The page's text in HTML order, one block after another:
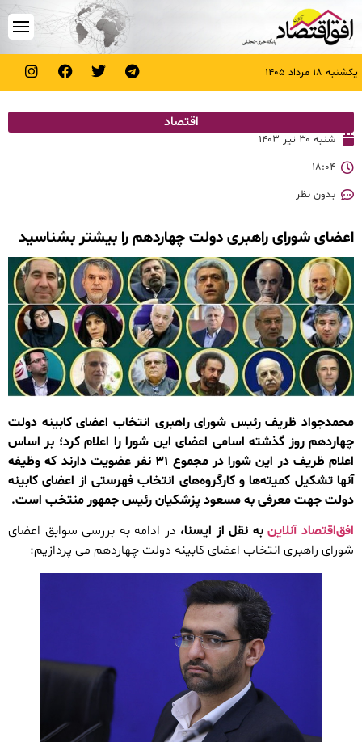
یکشنبه ۱۸ مرداد ۱۴۰۵
اقتصاد
شنبه ۳۰ تیر ۱۴۰۳
۱۸:۰۴
بدون نظر
اعضای شورای راهبری دولت چهاردهم را بیشتر بشناسید
محمدجواد ظریف رئیس شورای راهبری انتخاب اعضای کابینه دولت
چهاردهم روز گذشته اسامی اعضای این شورا را اعلام کرد؛ بر اساس
اعلام ظریف در این شورا در مجموع ۳۱ نفر عضویت دارند که وظیفه
آنها تشکیل کمیته‌ها و کارگروه‌های انتخاب فهرستی از اعضای کابینه
دولت جهت معرفی به مسعود پزشکیان رئیس جمهور منتخب است.
افق‌اقتصاد آنلاینبه نقل از ایسنا، در ادامه به بررسی سوابق اعضای
شورای راهبری انتخاب اعضای کابینه دولت چهاردهم می پردازیم: